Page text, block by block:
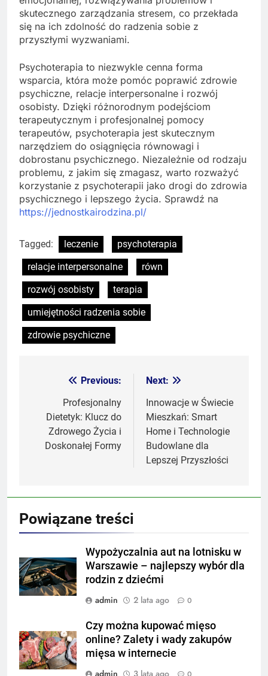
skutecznego zarządzania stresem, co przekłada
się na ich zdolność do radzenia sobie z
przyszłymi wyzwaniami.
Psychoterapia to niezwykle cenna forma
wsparcia, która może pomóc poprawić zdrowie
psychiczne, relacje interpersonalne i rozwój
osobisty. Dzięki różnorodnym podejściom
terapeutycznym i profesjonalnej pomocy
terapeutów, psychoterapia jest skutecznym
narzędziem do osiągnięcia równowagi i
dobrostanu psychicznego. Niezależnie od rodzaju
problemu, z jakim się zmagasz, warto rozważyć
korzystanie z psychoterapii jako drogi do zdrowia
psychicznego i lepszego życia. Sprawdź na
https://jednostkairodzina.pl/
Tagged: leczenie
psychoterapia
relacje interpersonalne
równ
rozwój osobisty
terapia
umiejętności radzenia sobie
zdrowie psychiczne
Nawigacja
wpisu
Previous:
Profesjonalny
Dietetyk: Klucz do
Zdrowego Życia i
Doskonałej Formy
Next:
Innowacje w Świecie
Mieszkań: Smart
Home i Technologie
Budowlane dla
Lepszej Przyszłości
Powiązane treści
Wypożyczalnia aut na lotnisku w
Warszawie – najlepszy wybór dla
rodzin z dziećmi
admin
2 lata ago 0
Czy można kupować mięso
online? Zalety i wady zakupów
mięsa w internecie